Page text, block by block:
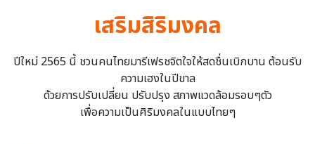
เสริมสิริมงคล
ปีใหม่ 2565 นี้ ชวนคนไทยมารีเฟรชจิตใจให้สดชื่นเบิกบาน ต้อนรับ
ความเฮงในปีขาล
ด้วยการปรับเปลี่ยน ปรับปรุง สภาพแวดล้อมรอบๆตัว
เพื่อความเป็นศิริมงคลในแบบไทยๆ